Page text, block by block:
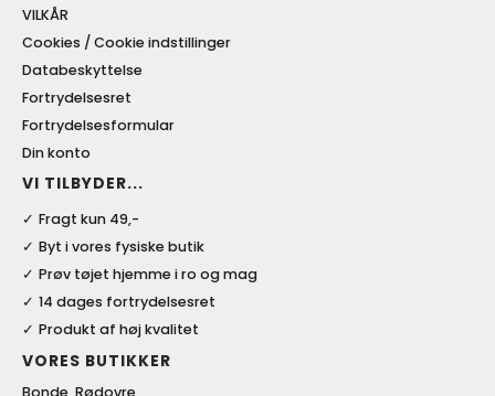
VILKÅR
Cookies / Cookie indstillinger
Databeskyttelse
Fortrydelsesret
Fortrydelsesformular
Din konto
VI TILBYDER...
Fragt kun 49,-
Byt i vores fysiske butik
Prøv tøjet hjemme i ro og mag
14 dages fortrydelsesret
Produkt af høj kvalitet
VORES BUTIKKER
Bonde, Rødovre